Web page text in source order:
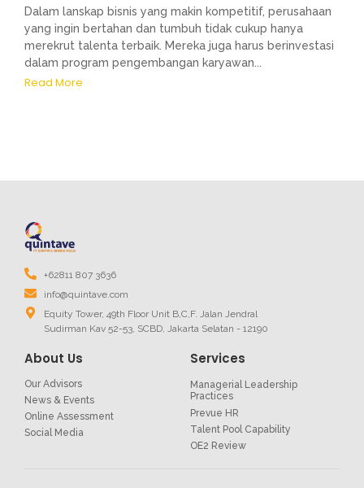
Dalam lanskap bisnis yang makin kompetitif, perusahaan
yang ingin bertahan dan tumbuh tidak cukup hanya
merekrut talenta terbaik. Mereka juga harus berinvestasi
dalam program pengembangan karyawan...
Read More
+62811 807 3636
info@quintave.com
Equity Tower, 49th Floor Unit B,C,F. Jalan Jendral
Sudirman Kav 52-53, SCBD, Jakarta Selatan - 12190
About Us
Our Advisors
News & Events
Online Assessment
Social Media
Services
Managerial Leadership
Practices
Prevue HR
Talent Pool Capability
OE2 Review